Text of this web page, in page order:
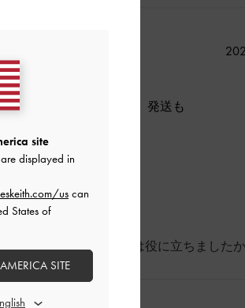
とても気に入りました。発送も
このレビューは役に立ちました
site
displayed in
uscan
States of
SITE